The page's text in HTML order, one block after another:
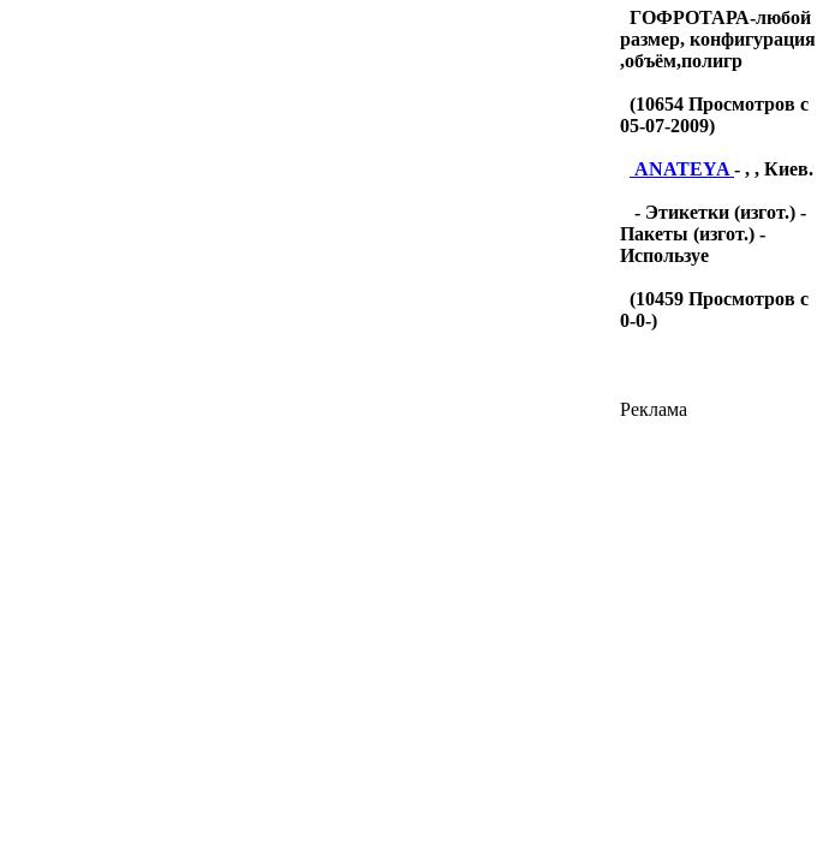
ГОФРОТАРА-любой
размер, конфигурация
,объём,полигр
(10654 Просмотров с
05-07-2009)
ANATEYA - , , Киев.
- Этикетки (изгот.) -
Пакеты (изгот.) -
Используе
(10459 Просмотров с
0-0-)
Реклама